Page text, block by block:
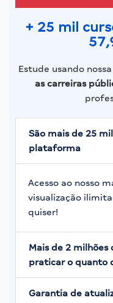
+ 25 mil
Estude usando
as carreiras
São mais de 25
plataforma
Acesso ao nosso
visualização
quiser!
Mais de 2 milhões
praticar o quanto
Garantia de